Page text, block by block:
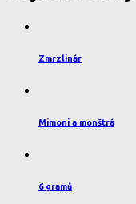
Zmrzlinár
Mimoni a monštrá
6 gramů